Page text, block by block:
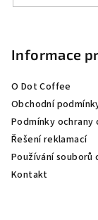
Informace
O Dot Coffee
Obchodní
Podmínky ochrany
Řešení reklamací
Používání souborů
Kontakt